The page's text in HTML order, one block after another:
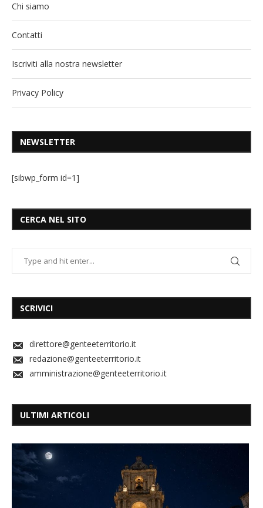
Chi siamo
Contatti
Iscriviti alla nostra newsletter
Privacy Policy
NEWSLETTER
[sibwp_form id=1]
CERCA NEL SITO
SCRIVICI
direttore@genteeterritorio.it
redazione@genteeterritorio.it
amministrazione@genteeterritorio.it
ULTIMI ARTICOLI